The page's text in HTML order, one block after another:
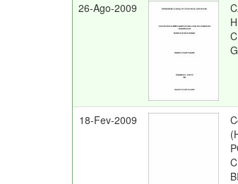
26-Ago-2009
18-Fev-2009